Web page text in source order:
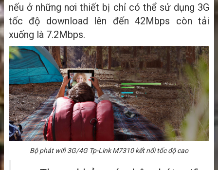
nếu ở những nơi thiết bị chỉ có thể sử dụng 3G
tốc độ download lên đến 42Mbps còn tải
xuống là 7.2Mbps.
Bộ phát wifi 3G/4G Tp-Link M7310 kết nối tốc độ cao